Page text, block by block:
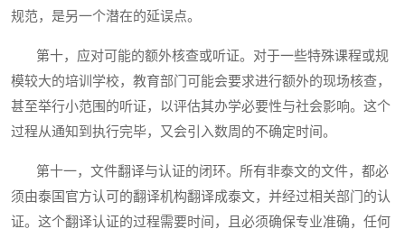
规范，是另一个潜在的延误点。
第十，应对可能的额外核查或听证。对于一些特殊课程或规
模较大的培训学校，教育部门可能会要求进行额外的现场核查，
甚至举行小范围的听证，以评估其办学必要性与社会影响。这个
过程从通知到执行完毕，又会引入数周的不确定时间。
第十一，文件翻译与认证的闭环。所有非泰文的文件，都必
须由泰国官方认可的翻译机构翻译成泰文，并经过相关部门的认
证。这个翻译认证的过程需要时间，且必须确保专业准确，任何